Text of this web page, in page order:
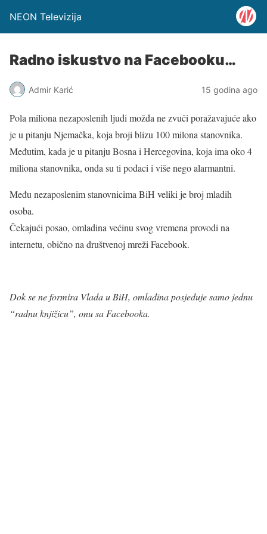
NEON Televizija
Radno iskustvo na Facebooku…
Admir Karić 15 godina ago
Pola miliona nezaposlenih ljudi možda ne zvuči poražavajuće ako
je u pitanju Njemačka, koja broji blizu 100 milona stanovnika.
Međutim, kada je u pitanju Bosna i Hercegovina, koja ima oko 4
miliona stanovnika, onda su ti podaci i više nego alarmantni.
Među nezaposlenim stanovnicima BiH veliki je broj mladih
osoba.
Čekajući posao, omladina većinu svog vremena provodi na
internetu, obično na društvenoj mreži Facebook.
Dok se ne formira Vlada u BiH, omladina posjeduje samo jednu
“radnu knjižicu”, onu sa Facebooka.